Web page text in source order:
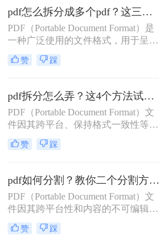
部分内容，有些内容并不方便给他人
看。因此，此时最好的办法就是把它
拆分。所以，怎么将pdf拆分成多个
呢？以下是3种有用的PDF拆分方法，
一起来看看吧。
pdf怎么拆分成多个pdf？这三种方法教你轻松拆分！
PDF（Portable Document Format）是
一种广泛使用的文件格式，用于呈现
文档，因为它可以保持原始文档的格
式和布局，不受操作系统、软件或硬
将一个大型PDF文件拆分成多个较小
的PDF文件，以便于传输、编辑或阅
读。那么pdf怎么拆分成多个pdf呢？
本文将介绍三种拆分PDF的方法，并
提供一些实用技巧。
赞 踩
pdf拆分怎么弄？这4个方法试试看吧！
PDF（Portable Document Format）文
件因其跨平台、保持格式一致性等特
点，在办公和学习中得到了广泛应
用。然而，有时我们需要将一个较大
于分享、管理或打印。那么pdf拆分怎
么弄呢？本文将详细介绍几种常见的
PDF拆分方法，帮助您轻松完成PDF
文件的拆分工作。
赞 踩
pdf如何分割？教你二个分割方法！
PDF（Portable Document Format）文
件因其跨平台性和内容的不可编辑
性，在日常工作和学习中得到了广泛
应用。然而，有时我们需要将较大的
赞 踩